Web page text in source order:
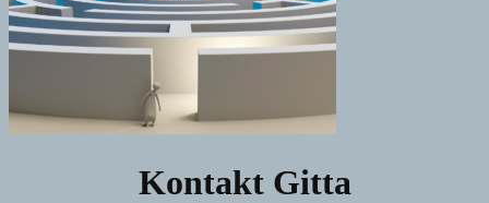
Kontakt Gitta